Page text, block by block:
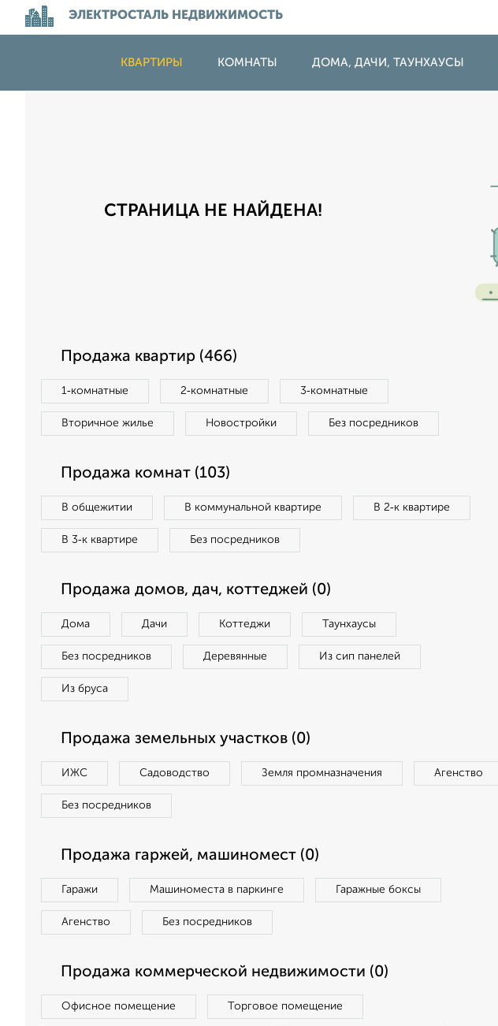
ЭЛЕКТРОСТАЛЬ НЕДВИЖИМОСТЬ
КВАРТИРЫ КОМНАТЫ ДОМА, ДАЧИ, ТАУНХАУСЫ
СТРАНИЦА НЕ НАЙДЕНА!
Продажа квартир (466)
1‑комнатные 2‑комнатные 3‑комнатные
Вторичное жилье Новостройки Без посредников
Продажа комнат (103)
В общежитии В коммунальной квартире В 2‑к квартире
В 3‑к квартире Без посредников
Продажа домов, дач, коттеджей (0)
Дома Дачи Коттеджи Таунхаусы
Без посредников Деревянные Из сип панелей
Из бруса
Продажа земельных участков (0)
ИЖС Садоводство Земля промназначения Агенство
Без посредников
Продажа гаржей, машиномест (0)
Гаражи Машиноместа в паркинге Гаражные боксы
Агенство Без посредников
Продажа коммерческой недвижимости (0)
Офисное помещение Торговое помещение